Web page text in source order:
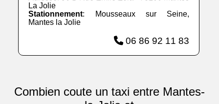
La Jolie
Stationnement: Mousseaux sur Seine,
Mantes la Jolie
06 86 92 11 83
Combien coute un taxi entre Mantes-